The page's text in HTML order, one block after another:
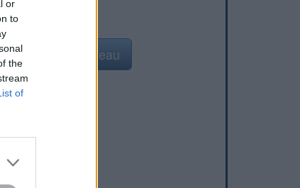
or
to
the
of
un point d'eau